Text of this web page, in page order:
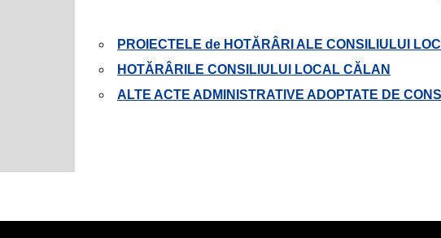
PROIECTELE de HOTĂRÂRI ALE CONSILIULUI
HOTĂRÂRILE CONSILIULUI LOCAL CĂLAN
ALTE ACTE ADMINISTRATIVE ADOPTATE DE